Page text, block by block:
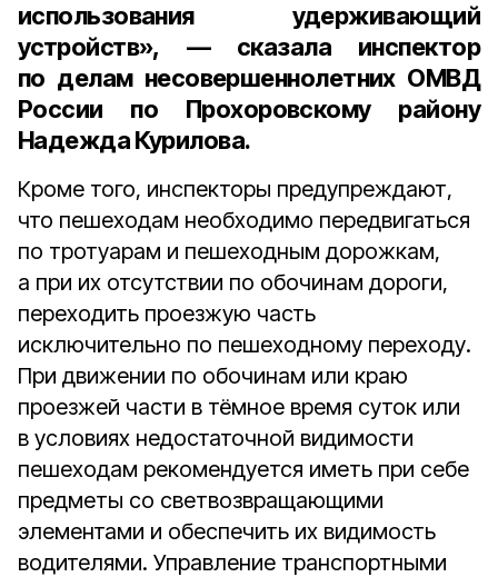
использования удерживающий
устройств», — сказала инспектор
по делам несовершеннолетних ОМВД
России по Прохоровскому району
Надежда Курилова.
Кроме того, инспекторы предупреждают,
что пешеходам необходимо передвигаться
по тротуарам и пешеходным дорожкам,
а при их отсутствии по обочинам дороги,
переходить проезжую часть
исключительно по пешеходному переходу.
При движении по обочинам или краю
проезжей части в тёмное время суток или
в условиях недостаточной видимости
пешеходам рекомендуется иметь при себе
предметы со светвозвращающими
элементами и обеспечить их видимость
водителями. Управление транспортными